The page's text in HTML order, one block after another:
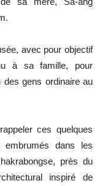
avec pour objectif
à sa famille, pour
des gens ordinaire au
ces quelques
dans les
près du
inspiré de